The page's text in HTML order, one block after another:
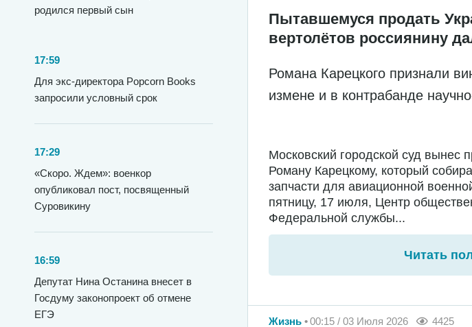
родился первый сын
17:59
Для экс-директора Popcorn Books
запросили условный срок
17:29
«Скоро. Ждем»: военкор
опубликовал пост, посвященный
Суровикину
16:59
Депутат Нина Останина внесет в
Госдуму законопроект об отмене
ЕГЭ
Пытавшемуся продать
вертолётов россиянину
Романа Карецкого признали
измене и в контрабанде
Московский городской суд вынес
Роману Карецкому, который
запчасти для авиационной
пятницу, 17 июля, Центр
Федеральной службы...
Читать
Жизнь 00:15 / 03 Июля 2026 4425